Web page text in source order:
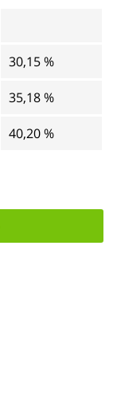
30,15 %
35,18 %
40,20 %